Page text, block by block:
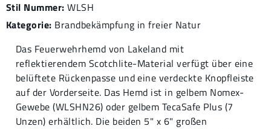
Stil Nummer: WLSH
Kategorie: Brandbekämpfung in freier Natur
Das Feuerwehrhemd von Lakeland mit
reflektierendem Scotchlite-Material verfügt über eine
belüftete Rückenpasse und eine verdeckte Knopfleiste
auf der Vorderseite. Das Hemd ist in gelbem Nomex-
Gewebe (WLSHN26) oder gelbem TecaSafe Plus (7
Unzen) erhältlich. Die beiden 5" x 6" großen